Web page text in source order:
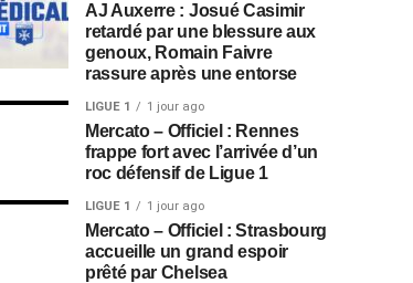
AJ Auxerre : Josué Casimir
retardé par une blessure aux
genoux, Romain Faivre
rassure après une entorse
LIGUE 1 1 jour ago
Mercato – Officiel : Rennes
frappe fort avec l’arrivée d’un
roc défensif de Ligue 1
LIGUE 1 1 jour ago
Mercato – Officiel : Strasbourg
accueille un grand espoir
prêté par Chelsea